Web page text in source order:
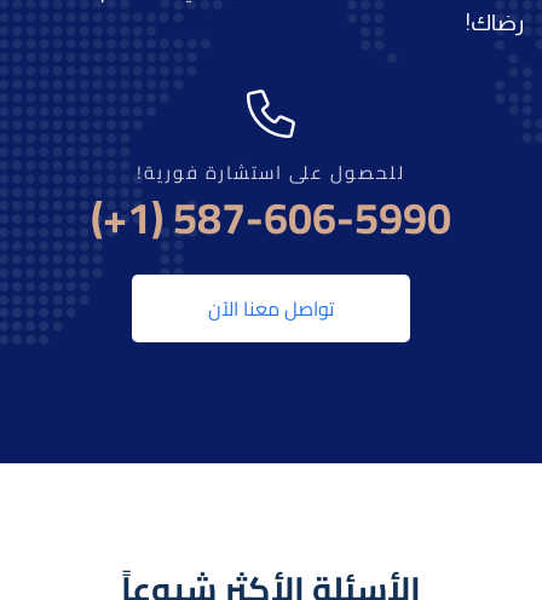
رضاك!
للحصول على استشارة فورية!
(+1) 587-606-5990
تواصل معنا الآن